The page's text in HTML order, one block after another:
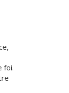
foi.